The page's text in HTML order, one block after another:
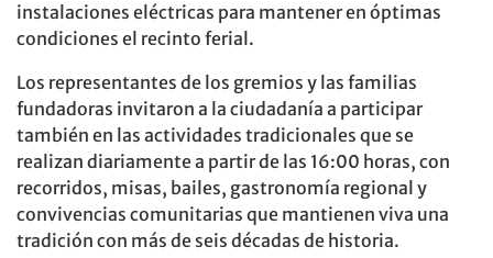
instalaciones eléctricas para mantener en óptimas
condiciones el recinto ferial.
Los representantes de los gremios y las familias
fundadoras invitaron a la ciudadanía a participar
también en las actividades tradicionales que se
realizan diariamente a partir de las 16:00 horas, con
recorridos, misas, bailes, gastronomía regional y
convivencias comunitarias que mantienen viva una
tradición con más de seis décadas de historia.